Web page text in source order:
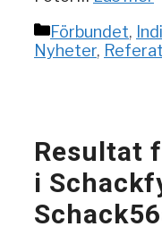
Kategorier
Förbundet,
Nyheter, Referat
Resultat
i